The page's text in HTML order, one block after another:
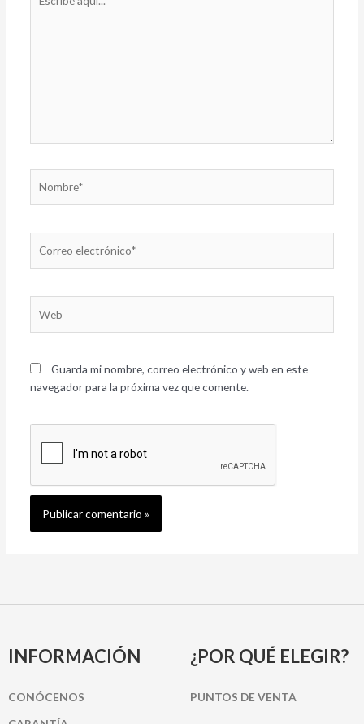
aquí...
electrónico*
Guarda mi nombre, correo electrónico y web en este
navegador para la próxima vez que comente.
INFORMACIÓN
CONÓCENOS
¿POR QUÉ ELEGIR?
PUNTOS DE VENTA